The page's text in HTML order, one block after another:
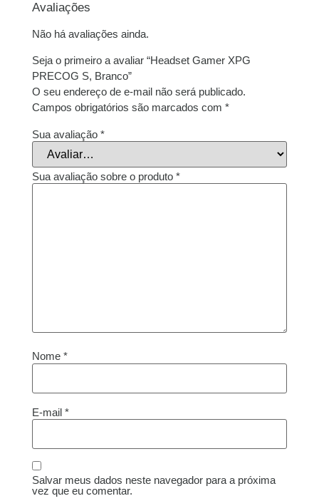
Avaliações
Não há avaliações ainda.
Seja o primeiro a avaliar “Headset Gamer XPG
PRECOG S, Branco”
O seu endereço de e-mail não será publicado.
Campos obrigatórios são marcados com *
Sua avaliação *
Sua avaliação sobre o produto *
Nome *
E-mail *
Salvar meus dados neste navegador para a próxima
vez que eu comentar.